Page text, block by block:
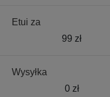
Etui za
99 zł
Wysyłka
0 zł